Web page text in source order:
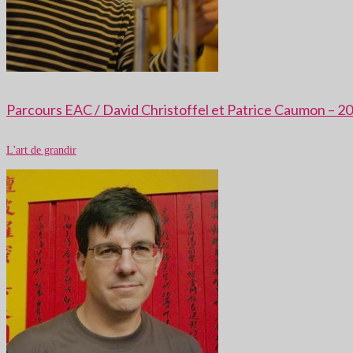
Parcours EAC / David Christoffel et Patrice Caumon –
L'art de grandir